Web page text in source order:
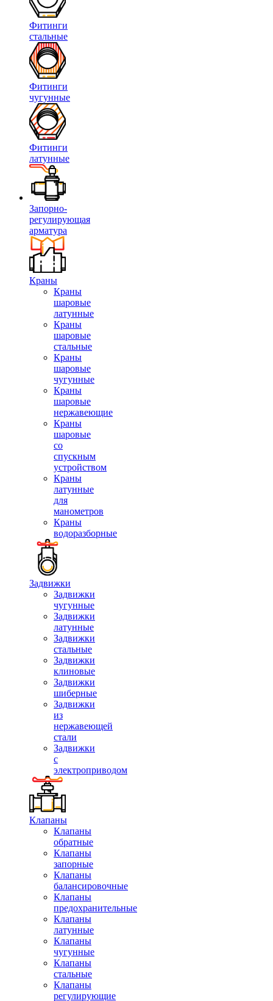
Фитинги
стальные
Фитинги
чугунные
Фитинги
латунные
Запорно-
регулирующая
арматура
Краны
Краны
шаровые
латунные
Краны
шаровые
стальные
Краны
шаровые
чугунные
Краны
шаровые
нержавеющие
Краны
шаровые
со
спускным
устройством
Краны
латунные
для
манометров
Краны
водоразборные
Задвижки
Задвижки
чугунные
Задвижки
латунные
Задвижки
стальные
Задвижки
клиновые
Задвижки
шиберные
Задвижки
из
нержавеющей
стали
Задвижки
с
электроприводом
Клапаны
Клапаны
обратные
Клапаны
запорные
Клапаны
балансировочные
Клапаны
предохранительные
Клапаны
латунные
Клапаны
чугунные
Клапаны
стальные
Клапаны
регулирующие